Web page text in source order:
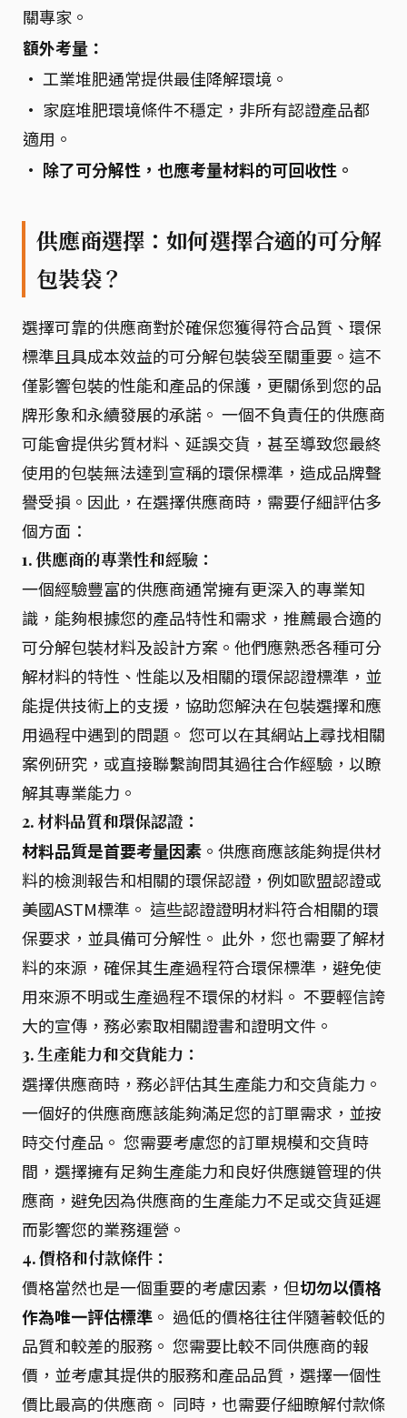
關專家。
額外考量：
• 工業堆肥通常提供最佳降解環境。
• 家庭堆肥環境條件不穩定，非所有認證產品都
適用。
• 除了可分解性，也應考量材料的可回收性。
供應商選擇：如何選擇合適的可分解
包裝袋？
選擇可靠的供應商對於確保您獲得符合品質、環保
標準且具成本效益的可分解包裝袋至關重要。這不
僅影響包裝的性能和產品的保護，更關係到您的品
牌形象和永續發展的承諾。 一個不負責任的供應商
可能會提供劣質材料、延誤交貨，甚至導致您最終
使用的包裝無法達到宣稱的環保標準，造成品牌聲
譽受損。因此，在選擇供應商時，需要仔細評估多
個方面：
1. 供應商的專業性和經驗：
一個經驗豐富的供應商通常擁有更深入的專業知
識，能夠根據您的產品特性和需求，推薦最合適的
可分解包裝材料及設計方案。他們應熟悉各種可分
解材料的特性、性能以及相關的環保認證標準，並
能提供技術上的支援，協助您解決在包裝選擇和應
用過程中遇到的問題。 您可以在其網站上尋找相關
案例研究，或直接聯繫詢問其過往合作經驗，以瞭
解其專業能力。
2. 材料品質和環保認證：
材料品質是首要考量因素 。供應商應該能夠提供材
料的檢測報告和相關的環保認證，例如歐盟認證或
美國ASTM標準。 這些認證證明材料符合相關的環
保要求，並具備可分解性。 此外，您也需要了解材
料的來源，確保其生產過程符合環保標準，避免使
用來源不明或生產過程不環保的材料。 不要輕信誇
大的宣傳，務必索取相關證書和證明文件。
3. 生產能力和交貨能力：
選擇供應商時，務必評估其生產能力和交貨能力。
一個好的供應商應該能夠滿足您的訂單需求，並按
時交付產品。 您需要考慮您的訂單規模和交貨時
間，選擇擁有足夠生產能力和良好供應鏈管理的供
應商，避免因為供應商的生產能力不足或交貨延遲
而影響您的業務運營。
4. 價格和付款條件：
價格當然也是一個重要的考慮因素，但切勿以價格
作為唯一評估標準 。 過低的價格往往伴隨著較低的
品質和較差的服務。 您需要比較不同供應商的報
價，並考慮其提供的服務和產品品質，選擇一個性
價比最高的供應商。 同時，也需要仔細瞭解付款條